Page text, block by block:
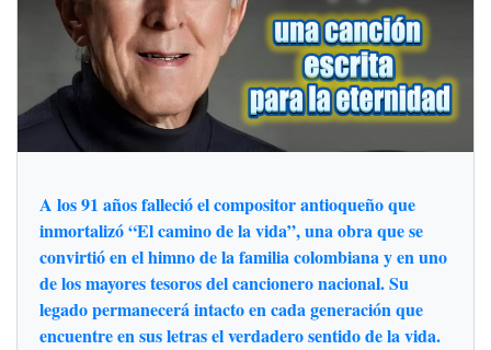
A los 91 años falleció el compositor antioqueño que
inmortalizó “El camino de la vida”, una obra que se
convirtió en el himno de la familia colombiana y en uno
de los mayores tesoros del cancionero nacional. Su
legado permanecerá intacto en cada generación que
encuentre en sus letras el verdadero sentido de la vida.